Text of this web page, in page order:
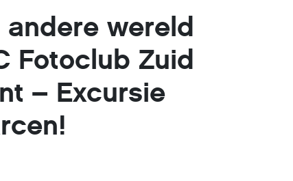
wereld
Fotoclub Zuid
– Excursie